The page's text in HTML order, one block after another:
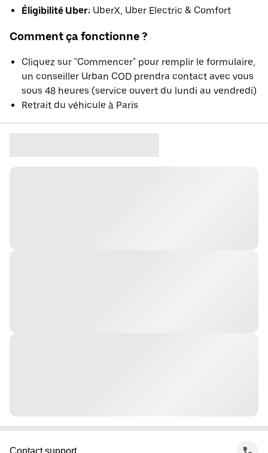
Éligibilité Uber: UberX, Uber Electric & Comfort
Comment ça fonctionne ?
Cliquez sur "Commencer" pour remplir le formulaire,
un conseiller Urban COD prendra contact avec vous
sous 48 heures (service ouvert du lundi au vendredi)
Retrait du véhicule à Paris
Contact support